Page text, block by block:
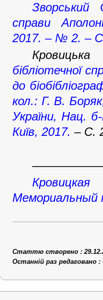
справи
2017. – № 2. –
бібліотечної
до
кол.: Г. В.
України, Нац.
Київ, 2017. – С.
Мемориальный
Статтю створено :
Останній раз редаговано :